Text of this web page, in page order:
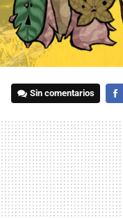
Sin comentarios